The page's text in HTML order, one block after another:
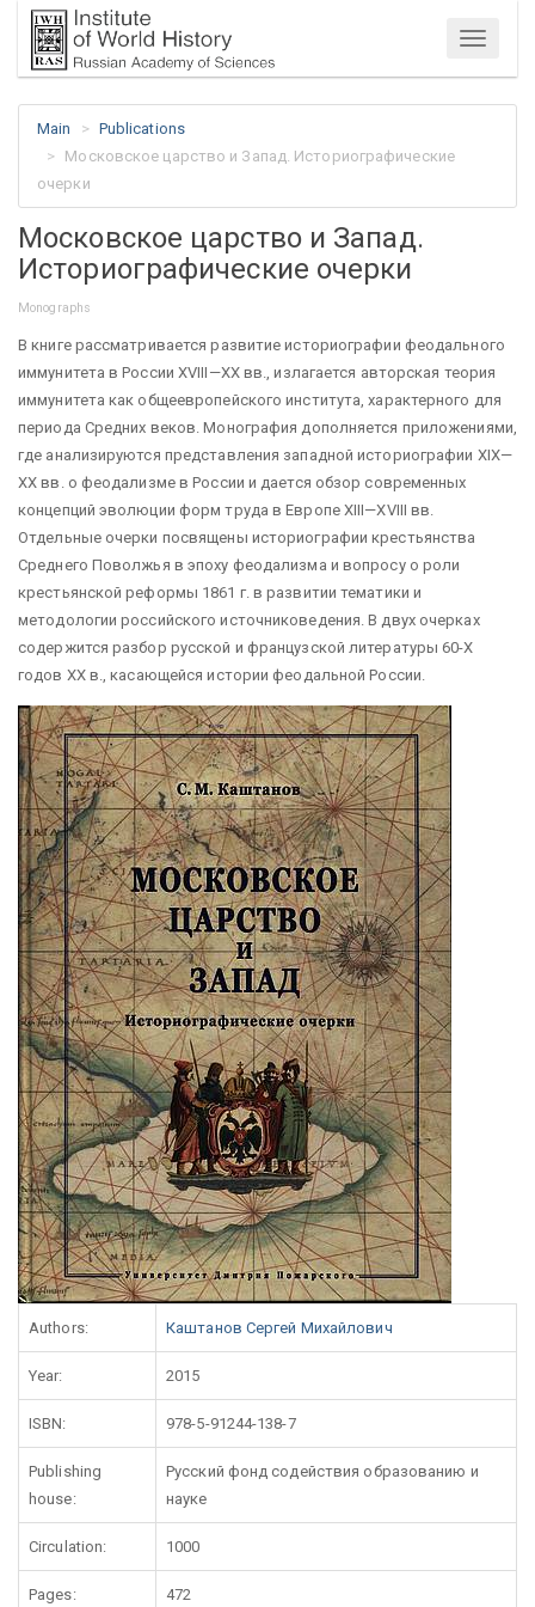
Menu
Main
Publications
Московское царство и Запад. Историографические
очерки
Московское царство и Запад.
Историографические очерки
Monographs
В книге рассматривается развитие историографии феодального
иммунитета в России XVIII—ХХ вв., излагается авторская теория
иммунитета как общеевропейского института, характерного для
периода Средних веков. Монография дополняется приложениями,
где анализируются представления западной историографии XIX—
ХХ вв. о феодализме в России и дается обзор современных
концепций эволюции форм труда в Европе ХIII—XVIII вв.
Отдельные очерки посвящены историографии крестьянства
Среднего Поволжья в эпоху феодализма и вопросу о роли
крестьянской реформы 1861 г. в развитии тематики и
методологии российского источниковедения. В двух очерках
содержится разбор русской и французской литературы 60-Х
годов ХХ в., касающейся истории феодальной России.
Authors: Каштанов Сергей Михайлович
Year: 2015
ISBN: 978-5-91244-138-7
Publishing
house:
Русский фонд содействия образованию и
науке
Circulation: 1000
Pages: 472